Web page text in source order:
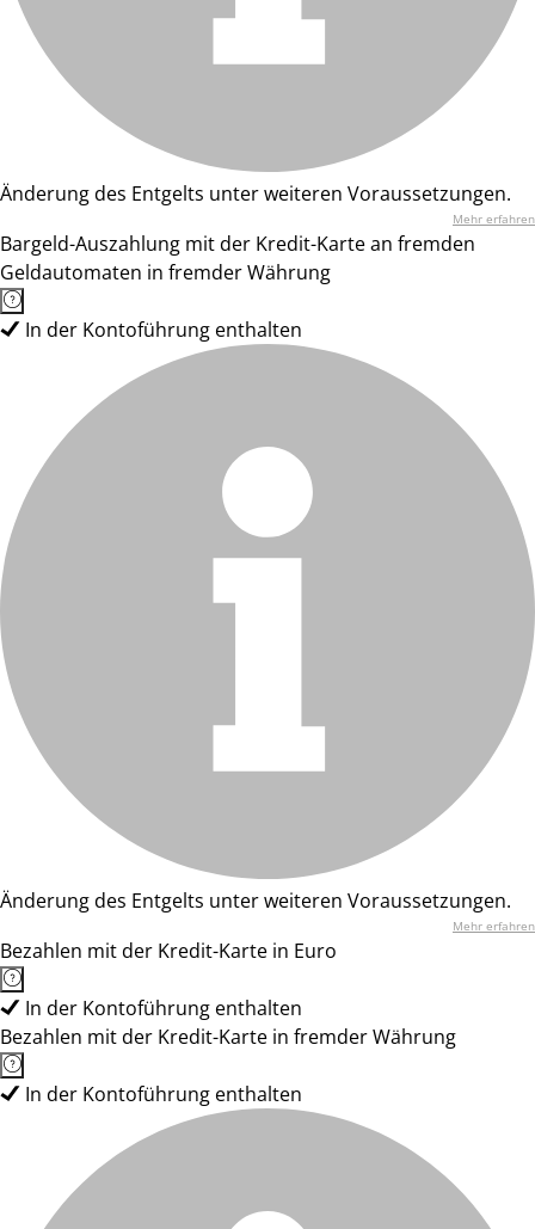
Änderung des Entgelts unter weiteren Voraussetzungen.
Mehr erfahren
Bargeld-Auszahlung mit der Kredit-Karte an fremden
Geldautomaten in fremder Währung
In der Kontoführung enthalten
Änderung des Entgelts unter weiteren Voraussetzungen.
Mehr erfahren
Bezahlen mit der Kredit-Karte in Euro
In der Kontoführung enthalten
Bezahlen mit der Kredit-Karte in fremder Währung
In der Kontoführung enthalten